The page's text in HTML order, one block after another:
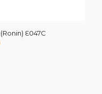
Е047С